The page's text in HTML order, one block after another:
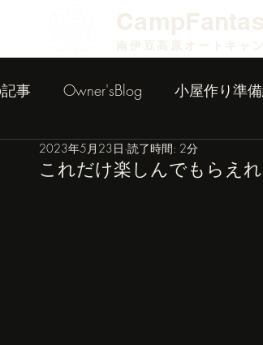
南伊豆高原オートキャン
事 Owner'sBlog 小屋作り準
小屋作り内装編
これだけ楽しんでもらえれ
2023年5月23日 読了時間: 2分